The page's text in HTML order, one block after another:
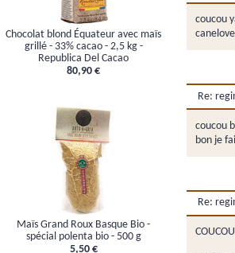
Chocolat blond Équateur avec maïs
grillé - 33% cacao - 2,5 kg -
Republica Del Cacao
80,90 €
Maïs Grand Roux Basque Bio -
spécial polenta bio - 500 g
5,50 €
coucou
canelove
Re:
coucou
bon je
Re:
COUCOU